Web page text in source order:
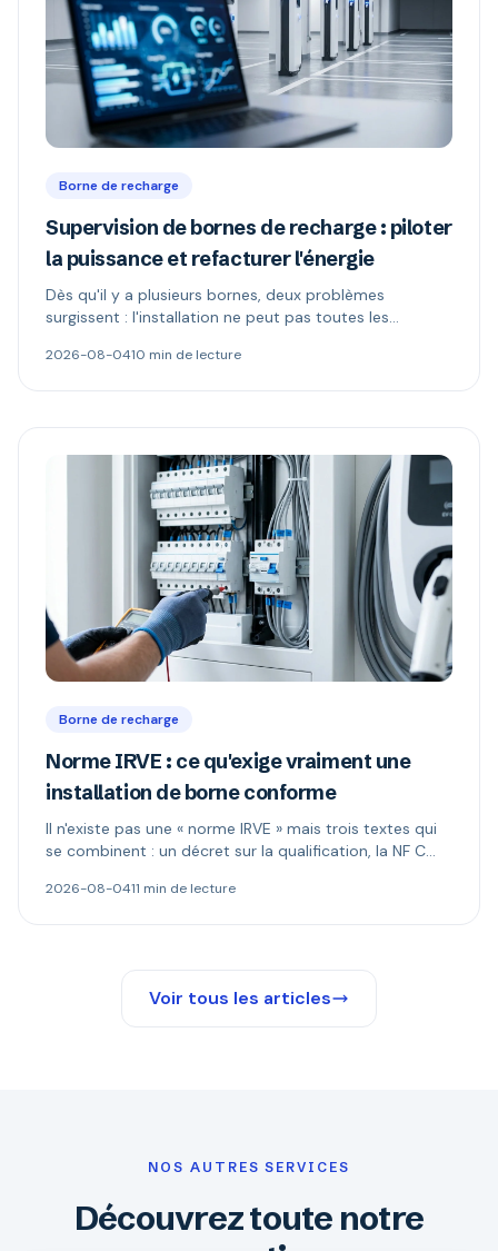
Borne de recharge
Supervision de bornes de recharge : piloter
la puissance et refacturer l'énergie
Dès qu'il y a plusieurs bornes, deux problèmes
surgissent : l'installation ne peut pas toutes les
paie. Délestage dynamique, comptage MID et schémas
2026-08-0410 min de lecture
Borne de recharge
Norme IRVE : ce qu'exige vraiment une
installation de borne conforme
Il n'existe pas une « norme IRVE » mais trois textes qui
se combinent : un décret sur la qualification, la NF C
borne. Ce qui est réellement obligatoire, et quand le
2026-08-0411 min de lecture
Voir tous les articles
NOS AUTRES SERVICES
Découvrez toute notre